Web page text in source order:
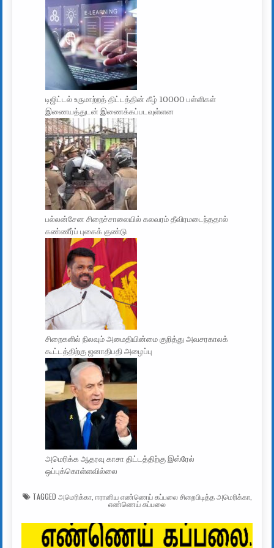
டிஜிட்டல் உருமாற்றத் திட்டத்தின் கீழ் 10000 பள்ளிகள்
இணையத்துடன் இணைக்கப்படவுள்ளன
பல்லன்சேன சிறைச்சாலையில் கலவரம் தீவிரமடைந்ததால்
கண்ணீர்ப் புகைக் குண்டு
சிறைகளில் நிலவும் அமைதியின்மை குறித்து அவசரகாலக்
கூட்டத்திற்கு ஜனாதிபதி அழைப்பு
அமெரிக்க ஆதரவு காசா திட்டத்திற்கு இஸ்ரேல்
ஒப்புக்கொள்ளவில்லை
TAGGED அமெரிக்கா, ஈரானிய எண்ணெய் கப்பலை சிறைபிடித்த அமெரிக்கா,
எண்ணெய் கப்பலை